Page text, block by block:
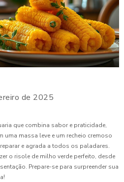
de 2025
que combina sabor e praticidade,
uma massa leve e um recheio cremoso
e agrada a todos os paladares.
o risole de milho verde perfeito, desde
Prepare-se para surpreender sua